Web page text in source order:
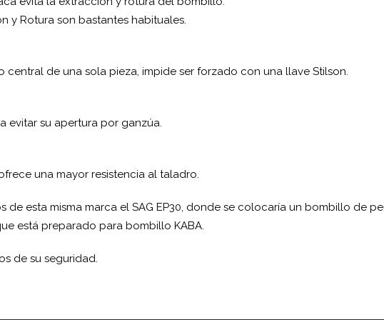
y Rotura son bastantes habituales.
de una sola pieza, impide ser forzado con una llave Stilson.
evitar su apertura por ganzúa.
una mayor resistencia al taladro.
de esta misma marca el SAG EP30, donde se colocaría un bombillo de
está preparado para bombillo KABA.
de su seguridad.